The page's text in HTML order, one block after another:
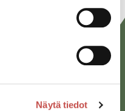
Näytä tiedot